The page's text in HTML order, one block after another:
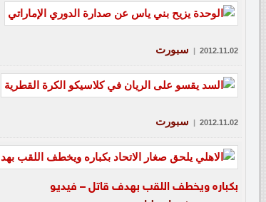
2012.11.02
| سبورت
2012.11.02
| سبورت
بكباره ويخطف اللقب بهدف قاتل – فيديو